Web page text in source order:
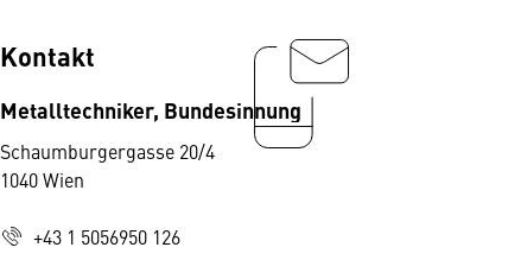
Kontakt
Metalltechniker, Bundesinnung
Schaumburgergasse 20/4
1040 Wien
+43 1 5056950 126